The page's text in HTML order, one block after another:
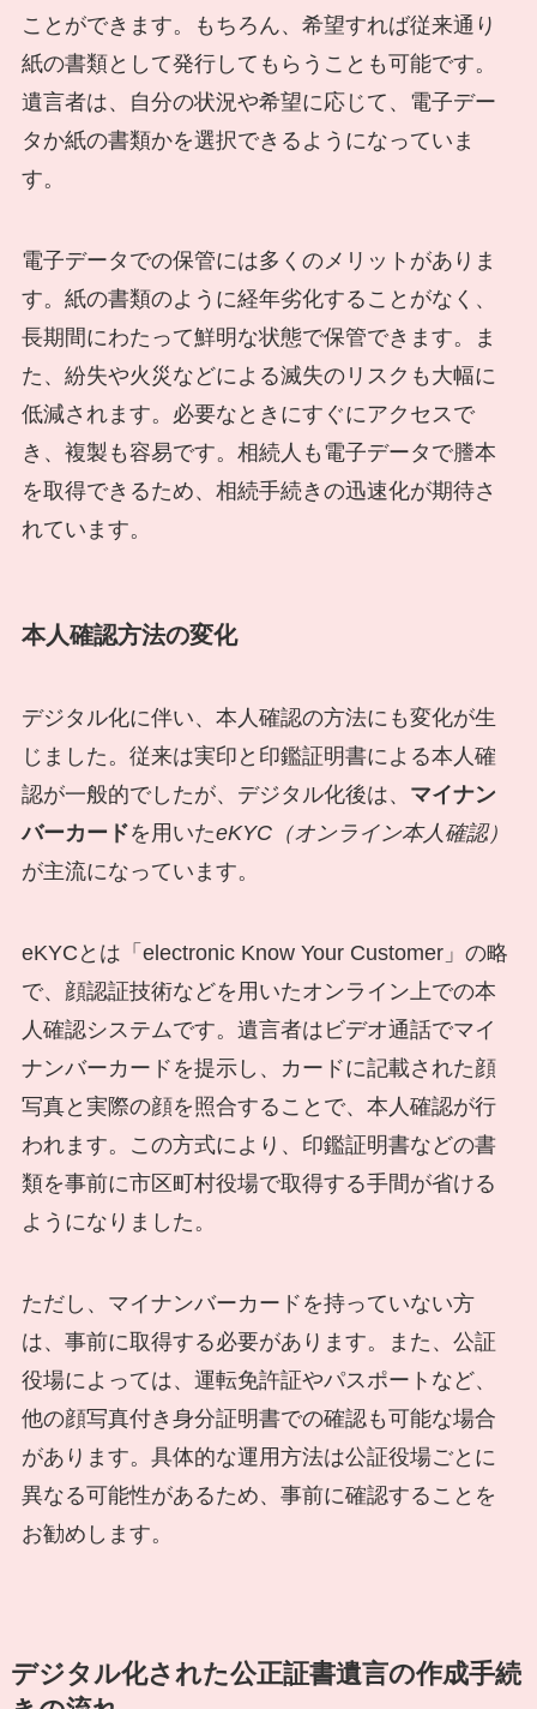
ことができます。もちろん、希望すれば従来通り
紙の書類として発行してもらうことも可能です。
遺言者は、自分の状況や希望に応じて、電子デー
タか紙の書類かを選択できるようになっていま
す。
電子データでの保管には多くのメリットがありま
す。紙の書類のように経年劣化することがなく、
長期間にわたって鮮明な状態で保管できます。ま
た、紛失や火災などによる滅失のリスクも大幅に
低減されます。必要なときにすぐにアクセスで
き、複製も容易です。相続人も電子データで謄本
を取得できるため、相続手続きの迅速化が期待さ
れています。
本人確認方法の変化
デジタル化に伴い、本人確認の方法にも変化が生
じました。従来は実印と印鑑証明書による本人確
認が一般的でしたが、デジタル化後は、 マイナン
バーカードを用いたeKYC（オンライン本人確認）
が主流になっています。
eKYCとは「electronic Know Your Customer」の略
で、顔認証技術などを用いたオンライン上での本
人確認システムです。遺言者はビデオ通話でマイ
ナンバーカードを提示し、カードに記載された顔
写真と実際の顔を照合することで、本人確認が行
われます。この方式により、印鑑証明書などの書
類を事前に市区町村役場で取得する手間が省ける
ようになりました。
ただし、マイナンバーカードを持っていない方
は、事前に取得する必要があります。また、公証
役場によっては、運転免許証やパスポートなど、
他の顔写真付き身分証明書での確認も可能な場合
があります。具体的な運用方法は公証役場ごとに
異なる可能性があるため、事前に確認することを
お勧めします。
デジタル化された公正証書遺言の作成手続